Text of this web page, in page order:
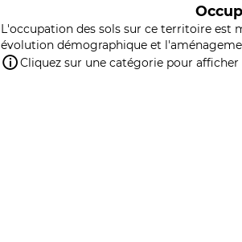
L'occupation des sols sur ce territoire est
évolution démographique et
Cliquez sur une catégorie pour